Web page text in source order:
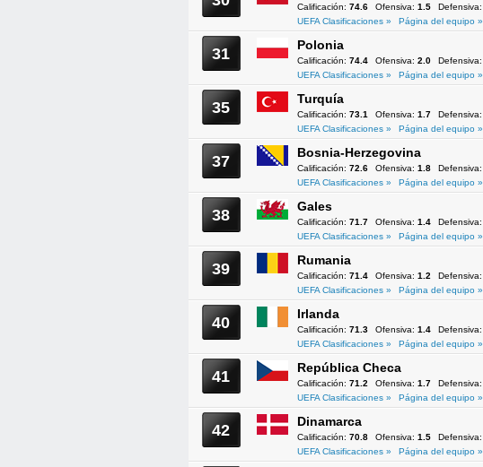
Calificación: 74.6 Ofensiva: 1.5 Defensiva:
UEFA Clasificaciones »
Página del equipo »
31 Polonia
Calificación: 74.4 Ofensiva: 2.0 Defensiva:
UEFA Clasificaciones »
Página del equipo »
35 Turquía
Calificación: 73.1 Ofensiva: 1.7 Defensiva:
UEFA Clasificaciones »
Página del equipo »
37 Bosnia-Herzegovina
Calificación: 72.6 Ofensiva: 1.8 Defensiva:
UEFA Clasificaciones »
Página del equipo »
38 Gales
Calificación: 71.7 Ofensiva: 1.4 Defensiva:
UEFA Clasificaciones »
Página del equipo »
39 Rumania
Calificación: 71.4 Ofensiva: 1.2 Defensiva:
UEFA Clasificaciones »
Página del equipo »
40 Irlanda
Calificación: 71.3 Ofensiva: 1.4 Defensiva:
UEFA Clasificaciones »
Página del equipo »
41 República Checa
Calificación: 71.2 Ofensiva: 1.7 Defensiva:
UEFA Clasificaciones »
Página del equipo »
42 Dinamarca
Calificación: 70.8 Ofensiva: 1.5 Defensiva:
UEFA Clasificaciones »
Página del equipo »